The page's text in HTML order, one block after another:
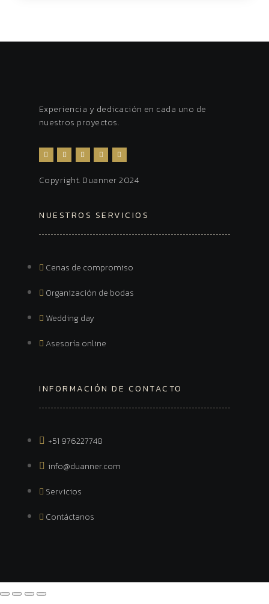
Experiencia y dedicación en cada uno de
nuestros proyectos.
Copyright. Duanner 2024
NUESTROS SERVICIOS
Cenas de compromiso
Organización de bodas
Wedding day
Asesoría online
INFORMACIÓN DE CONTACTO
+51 976227748
info@duanner.com
Servicios
Contáctanos